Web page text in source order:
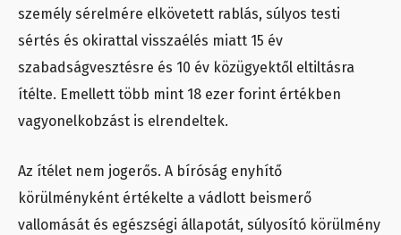
személy sérelmére elkövetett rablás, súlyos testi
sértés és okirattal visszaélés miatt 15 év
szabadságvesztésre és 10 év közügyektől eltiltásra
ítélte. Emellett több mint 18 ezer forint értékben
vagyonelkobzást is elrendeltek.
Az ítélet nem jogerős. A bíróság enyhítő
körülményként értékelte a vádlott beismerő
vallomását és egészségi állapotát, súlyosító körülmény